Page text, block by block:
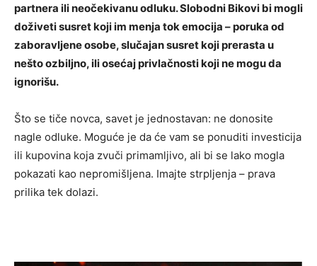
partnera ili neočekivanu odluku. Slobodni Bikovi bi mogli
doživeti susret koji im menja tok emocija – poruka od
zaboravljene osobe, slučajan susret koji prerasta u
nešto ozbiljno, ili osećaj privlačnosti koji ne mogu da
ignorišu.
Što se tiče novca, savet je jednostavan: ne donosite
nagle odluke. Moguće je da će vam se ponuditi investicija
ili kupovina koja zvuči primamljivo, ali bi se lako mogla
pokazati kao nepromišljena. Imajte strpljenja – prava
prilika tek dolazi.